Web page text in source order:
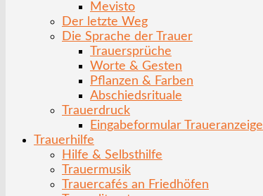
Mevisto
Der letzte Weg
Die Sprache der Trauer
Trauersprüche
Worte & Gesten
Pflanzen & Farben
Abschiedsrituale
Trauerdruck
Eingabeformular Traueranzeige
Trauerhilfe
Hilfe & Selbsthilfe
Trauermusik
Trauercafés an Friedhöfen